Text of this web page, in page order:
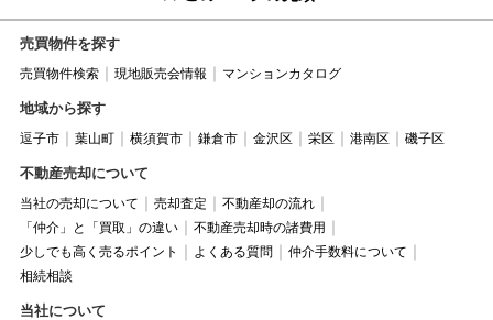
売買物件を探す
売買物件検索 現地販売会情報 マンションカタログ
地域から探す
逗子市 葉山町 横須賀市 鎌倉市 金沢区 栄区 港南区 磯子区
不動産売却について
当社の売却について 売却査定
不動産却の流れ
「仲介」と「買取」の違い
不動産売却時の諸費用
少しでも高く売るポイント
よくある質問
仲介手数料について
相続相談
当社について